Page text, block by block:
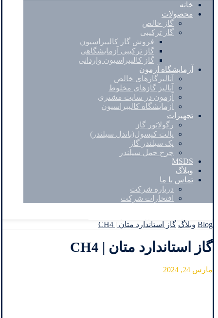
خانه
محصولات
گاز خالص
گاز ترکیبی
فروش گاز کالیبراسیون
گاز ترکیبی آزمایشگاهی
گاز کالیبراسیون وارداتی
آزمایشگاه آزمون
آنالیزگازهای خالص
آنالیز گازهای مخلوط
آزمون در سایت مشتری
آزمایشگاه کالیبراسیون
تجهیزات
رگولاتور گاز
پالت کپسول(باندل سیلندر)
پک سیلندر گاز
چرخ حمل سیلندر
MSDS
وبلاگ
تماس با ما
درباره شرکت
افتخارات شرکت
Blog وبلاگ گاز استاندارد متان | CH4
گاز استاندارد متان | CH4
مارس 24, 2024